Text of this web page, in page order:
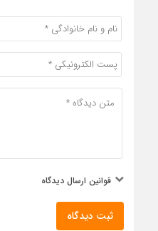
قوانین ارسال دیدگاه
ثبت دیدگاه